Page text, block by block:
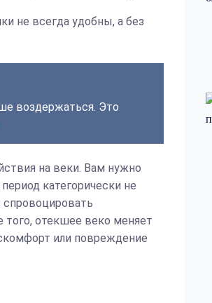
не всегда удобны, а без
воздержаться. Это
на веки. Вам нужно
категорически не
отекшее веко меняет
или повреждение